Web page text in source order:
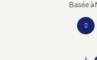
Basée à